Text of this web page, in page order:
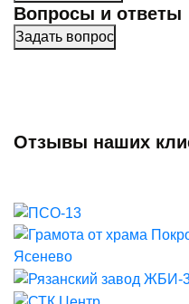
Вопросы и ответы
Задать вопрос
Отзывы наших